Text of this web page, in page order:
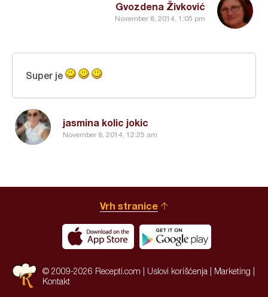
Gvozdena Živković
November 8, 2014, 1:05 pm
jasmina kolic jokic
November 8, 2014, 12:25 am
Super je
Vrh stranice
© 2009-2026 Recepti.com | Uslovi korišćenja Marketing
Kontakt